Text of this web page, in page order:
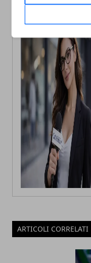
ARTICOLI CORRELATI